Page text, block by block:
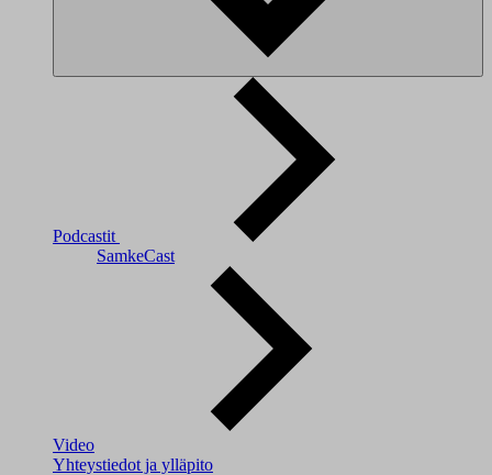
Podcastit
SamkeCast
Video
Yhteystiedot ja ylläpito